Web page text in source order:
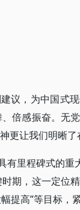
议，为中国式
倍感振奋。无
让我们明晰了
有里程碑式的重
期，这一定位
提高”等目标